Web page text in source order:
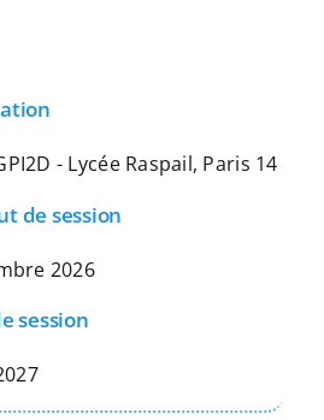
de Compétences
Notre Réseau
- Lycée Raspail, Paris 14
de session
2026
session